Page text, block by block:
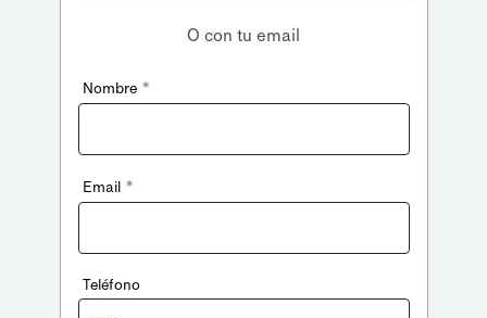
O con tu email
Nombre *
Email *
Teléfono